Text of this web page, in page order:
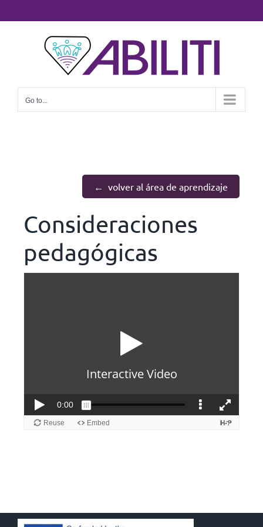
Go to...
volver al área de aprendizaje
Consideraciones
pedagógicas